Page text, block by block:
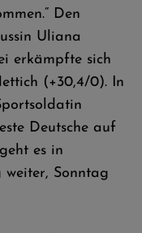
Den
Uliana
erkämpfte sich
(+30,4/0). In
Deutsche auf
es in
Sonntag